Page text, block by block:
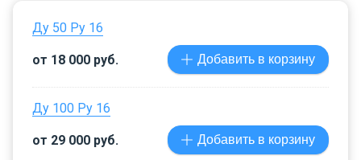
Ду 50 Ру 16
от 18 000 руб. Добавить в корзину
Ду 100 Ру 16
от 29 000 руб. Добавить в корзину